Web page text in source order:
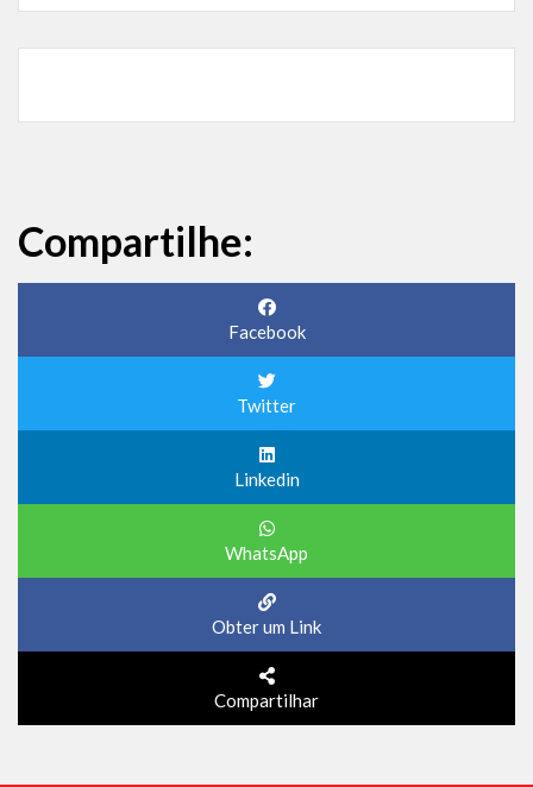
Compartilhe:
Facebook
Twitter
Linkedin
WhatsApp
Obter um Link
Compartilhar